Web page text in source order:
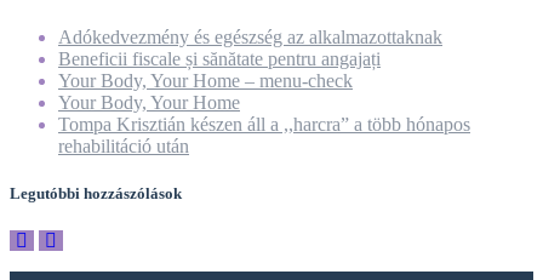
Adókedvezmény és egészség az alkalmazottaknak
Beneficii fiscale și sănătate pentru angajați
Your Body, Your Home – menu-check
Your Body, Your Home
Tompa Krisztián készen áll a ,,harcra” a több hónapos
rehabilitáció után
Legutóbbi hozzászólások